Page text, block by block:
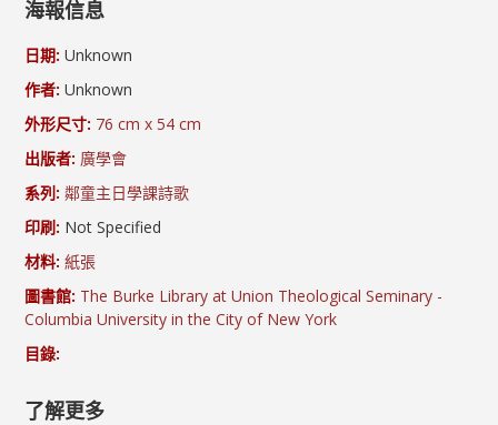
海報信息
日期: Unknown
作者: Unknown
外形尺寸: 76 cm x 54 cm
出版者: 廣學會
系列: 鄰童主日學課詩歌
印刷: Not Specified
材料: 紙張
圖書館: The Burke Library at Union Theological Seminary -
Columbia University in the City of New York
目錄:
了解更多